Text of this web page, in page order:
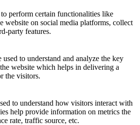
perform certain functionalities like
website on social media platforms, collect
party features.
used to understand and analyze the key
website which helps in delivering a
the visitors.
to understand how visitors interact with
help provide information on metrics the
rate, traffic source, etc.